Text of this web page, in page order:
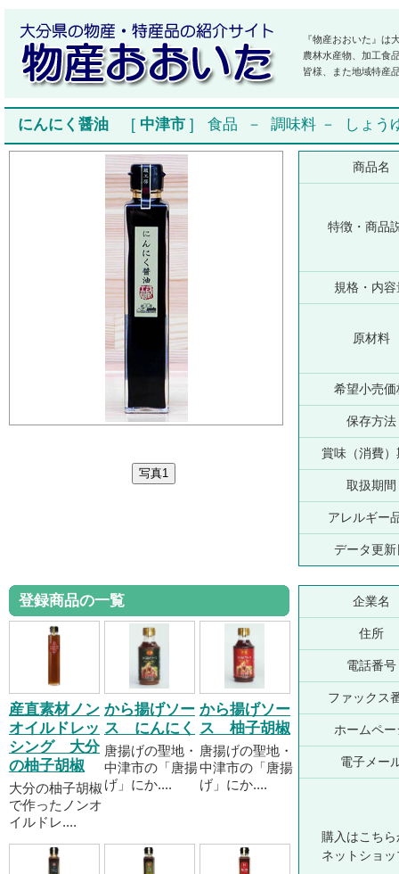
『物産おおいた』は
農林水産物、加工食
皆様、また地域特産
にんにく醤油 [ 中津市 ] 食品 － 調味料 － しょう
商品名
特徴・商品
規格・内容
原材料
希望小売価
保存方法
賞味（消費）
取扱期間
アレルギー
データ更新
登録商品の一覧
産直素材ノン
オイルドレッ
シング 大分
の柚子胡椒
大分の柚子胡椒
で作ったノンオ
イルドレ....
から揚げソー
ス にんにく
唐揚げの聖地・
中津市の「唐揚
げ」にか....
から揚げソー
ス 柚子胡椒
唐揚げの聖地・
中津市の「唐揚
げ」にか....
企業名
住所
電話番号
ファックス
ホームペー
電子メー
購入はこちら
ネットショ